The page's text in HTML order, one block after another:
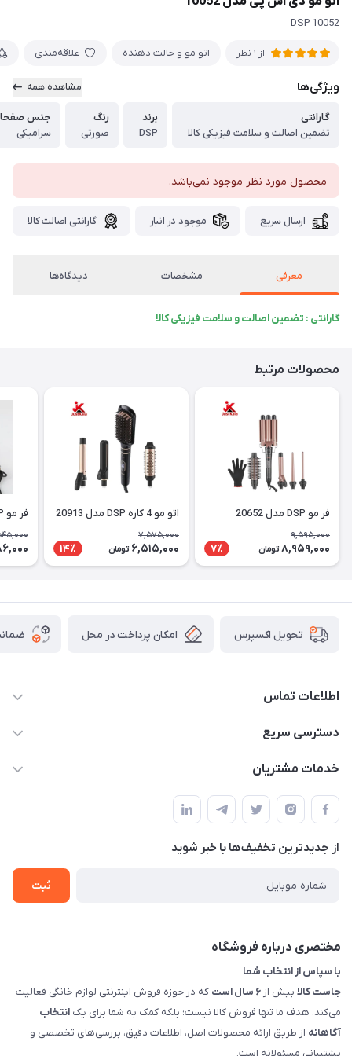
DSP 10052
از 1 نظر اتو مو و حالت دهنده علاقه‌مندی
ویژگی‌ها مشاهده همه
گارانتی
تضمین اصالت و سلامت فیزیکی کالا
برند
DSP
رنگ
صورتی
جنس
سرامیکی
محصول مورد نظر موجود نمی‌باشد.
ارسال سریع موجود در انبار گارانتی اصالت کالا
معرفی مشخصات دیدگاه‌ها
گارانتی : تضمین اصالت و سلامت فیزیکی کالا
محصولات مرتبط
فر مو DSP مدل 20652
9,595,000
8,959,000 تومان 7٪
اتو مو 4 کاره DSP مدل 20913
7,575,000
6,515,000 تومان 14٪
فر مو DSP مدل 20589
تحویل اکسپرس امکان پرداخت در محل
اطلاعات تماس
09398557137
سمت چپ (فروشگاه صوتی عباسی) - "تحویل حضوری فقط با
هماهنگی"
دسترسی سریع
لیست محصولات
حساب کاربری
تماس با ما
خدمات مشتریان
راهنما
پرسش های شما
شرایط و ضوابط گارانتی
روش های بازگرداندن کالا
از جدید‌ترین تخفیف‌ها با‌ خبر شوید
ثبت
مختصری درباره فروشگاه
با سپاس از انتخاب شما
جاست کالا بیش از ۶ سال است
که در حوزه فروش اینترنتی لوازم خانگی فعالیت
می‌کند. هدف ما تنها فروش کالا نیست؛ بلکه کمک به شما برای یک انتخاب
آگاهانه از طریق ارائه محصولات اصل، اطلاعات دقیق، بررسی‌های تخصصی و
پشتیبانی مسئولانه است.